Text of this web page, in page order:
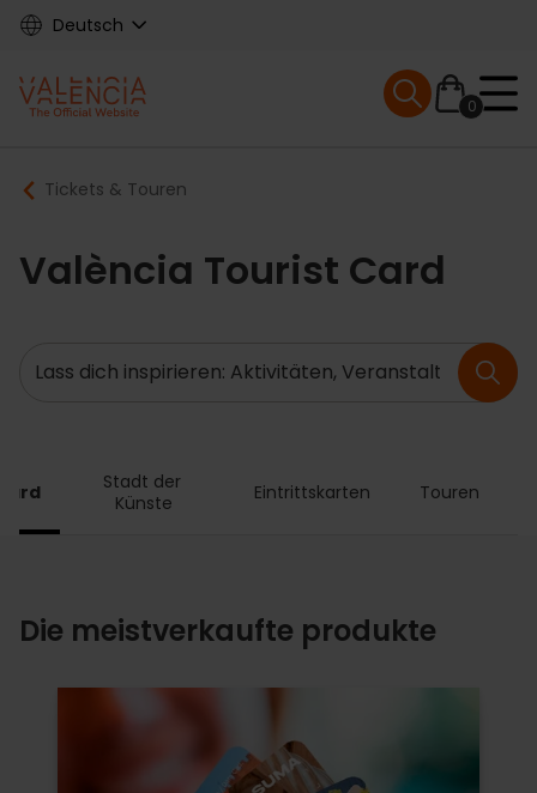
Skip
content
Deutsch
Main
navigation
0
Mobile menu
Breadcrumb
Tickets & Touren
València Tourist Card
Suche
Stadt der
Künste
Eintrittskarten Touren
Die meistverkaufte produkte